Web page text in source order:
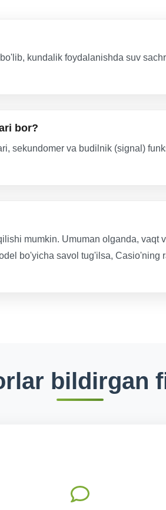
kundalik foydalanishda suv
bor?
sekundomer va budilnik (signal)
mumkin. Umuman olganda, vaqt
bo'yicha savol tug'ilsa,
bildirgan